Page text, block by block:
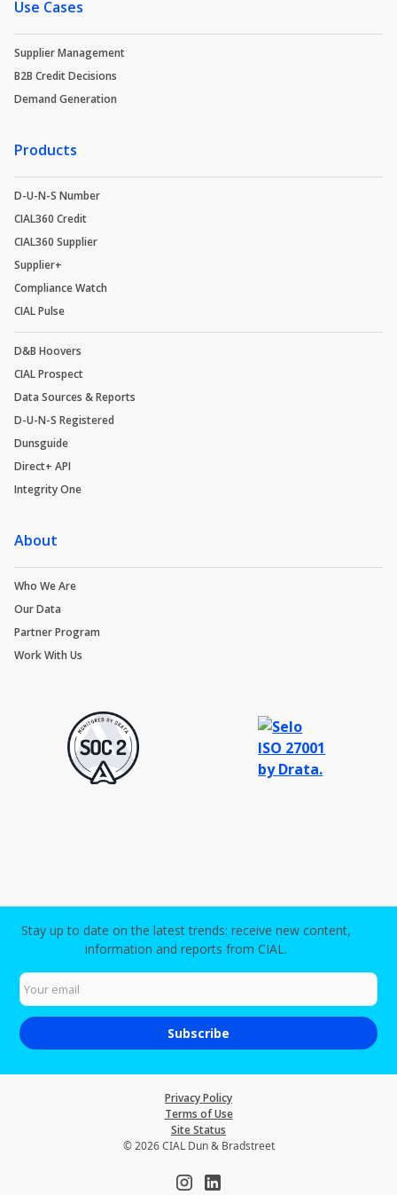
Use Cases
Supplier Management
B2B Credit Decisions
Demand Generation
Products
D-U-N-S Number
CIAL360 Credit
CIAL360 Supplier
Supplier+
Compliance Watch
CIAL Pulse
D&B Hoovers
CIAL Prospect
Data Sources & Reports
D-U-N-S Registered
Dunsguide
Direct+ API
Integrity One
About
Who We Are
Our Data
Partner Program
Work With Us
Stay up to date on the latest trends: receive new content,
information and reports from CIAL.
© 2026 CIAL Dun & Bradstreet
Privacy Policy
Terms of Use
Site Status